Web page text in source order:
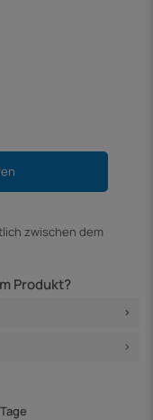
zwischen dem
Produkt?